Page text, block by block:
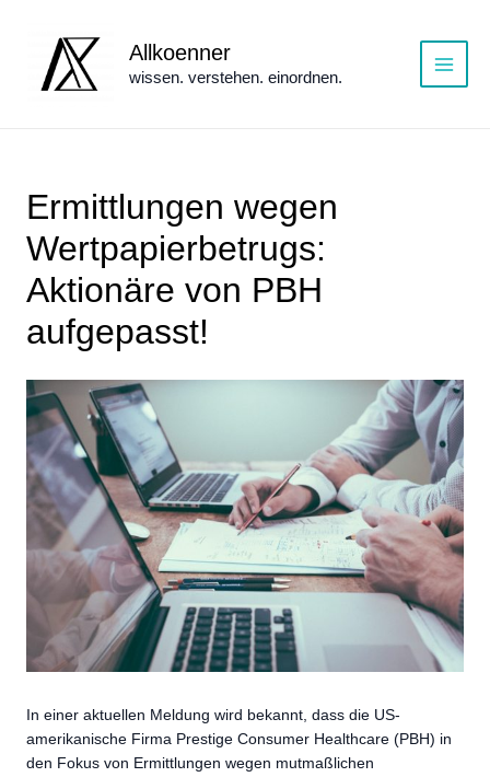
springen
Allkoenner
wissen. verstehen. einordnen.
Main
Ermittlungen wegen
Wertpapierbetrugs:
Aktionäre von PBH
aufgepasst!
In einer aktuellen Meldung wird bekannt, dass die US-
amerikanische Firma Prestige Consumer Healthcare (PBH) in
den Fokus von Ermittlungen wegen mutmaßlichen